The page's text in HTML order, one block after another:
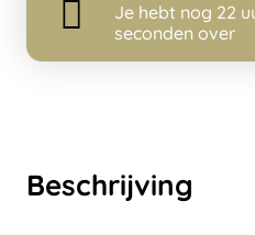
Beschrijving
Je hebt nog 22
seconden over